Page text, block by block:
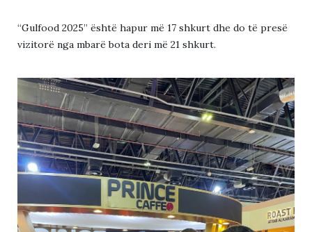
“Gulfood 2025” është hapur më 17 shkurt dhe do të presë
vizitorë nga mbarë bota deri më 21 shkurt.